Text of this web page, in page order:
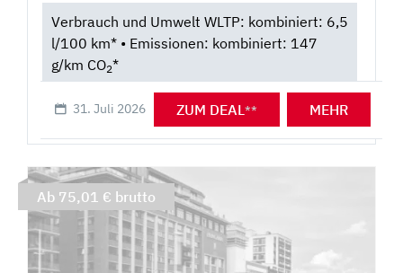
Verbrauch und Umwelt WLTP: kombiniert: 6,5
l/100 km* • Emissionen: kombiniert: 147
g/km CO2*
31. Juli 2026 ZUM DEAL** MEHR
Ab 75,01 € brutto